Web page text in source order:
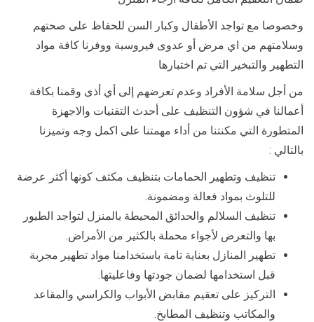
وخصوصا مع تواجد الأطفال وكبار السن للحفاظ على صحتهم
وسلامتهم من اي مرض أو عدوى فيروسية ووفرنا كافة مواد
التطهير والتبخير التي تم اختبارها
من أجل سلامة الأفراد وعدم تعرضهم إلى أي أذى وقمنا بكافة
أعمالنا في شؤون التنظيف على أحدث التقنيات والاجهزة
المتطورة التي مكنتنا من أداء مهمتنا على اكمل وجه وتميزنا
بالتالي :
تنظيف وتطهير الحمامات بتنظيف مكثف كونها أكثر عرضة
للتلوث بمواد فعالة ومضمونة.
تنظيف السلالم والحدائق المحيطة بالمنزل لتواجد الطيور
بها والتعرض لأجواء محملة بالكثير من الأمراض.
تطهير المنازل بعناية تامة باستخدامنا مواد تطهير مجربة
قبل استخدامها لضمان جودتها وفاعليتها.
التركيز على تعقيم مقابض الأبواب والكراسي والمقاعد
والمكاتب وتنظيف المطابخ.